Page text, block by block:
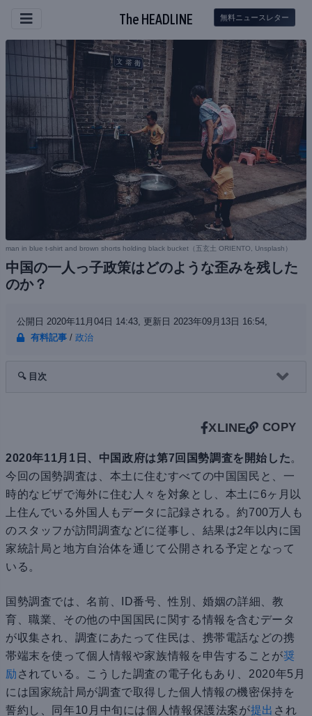
The HEADLINE 無料ニュースレター
man in blue t-shirt and brown shorts holding black bucket（ 五玄土 ORIENTO, Unsplash ）
中国の一人っ子政策はどのような歪みを残した
のか？
公開日 2020年11月04日 14:43, 更新日 2023年09月13日 16:54,
有料記事 / 政治
🔍 目次
XLINE COPY
2020年11月1日、中国政府は第7回国勢調査を開始した。
今回の国勢調査は、本土に住むすべての中国国民と、一
時的なビザで海外に住む人々を対象とし、本土に6ヶ月以
上住んでいる外国人もデータに記録される。約700万人も
のスタッフが訪問調査などに従事し、結果は2年以内に国
家統計局と地方自治体を通じて公開される予定となって
いる。
国勢調査では、名前、ID番号、性別、婚姻の詳細、教
育、職業、その他の中国国民に関する情報を含むデータ
が収集され、調査にあたって住民は、携帯電話などの携
帯端末を使って個人情報や家族情報を申告することが奨
励 されている。こうした調査の電子化もあり、2020年5月
には国家統計局が調査で取得した個人情報の機密保持を
誓約し、同年10月中旬には個人情報保護法案が提出 され